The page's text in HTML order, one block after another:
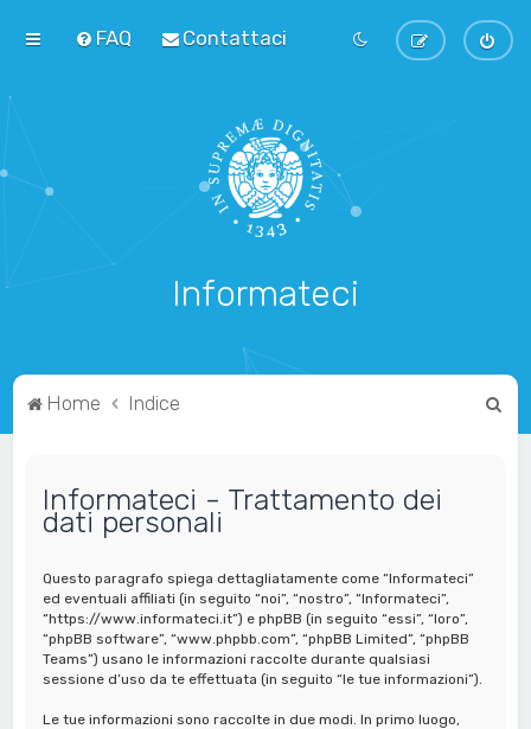
FAQ Contattaci
Informateci
Home Indice
Informateci - Trattamento dei
dati personali
Questo paragrafo spiega dettagliatamente come “Informateci”
ed eventuali affiliati (in seguito “noi”, “nostro”, “Informateci”,
“https://www.informateci.it”) e phpBB (in seguito “essi”, “loro”,
“phpBB software”, “www.phpbb.com”, “phpBB Limited”, “phpBB
Teams”) usano le informazioni raccolte durante qualsiasi
sessione d’uso da te effettuata (in seguito “le tue informazioni”).
Le tue informazioni sono raccolte in due modi. In primo luogo,